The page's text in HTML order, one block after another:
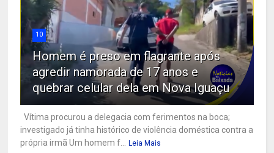
10
Homem é preso em flagrante após
agredir namorada de 17 anos e
quebrar celular dela em Nova Iguaçu
Vítima procurou a delegacia com ferimentos na boca;
investigado já tinha histórico de violência doméstica contra a
própria irmã Um homem f...
Leia Mais